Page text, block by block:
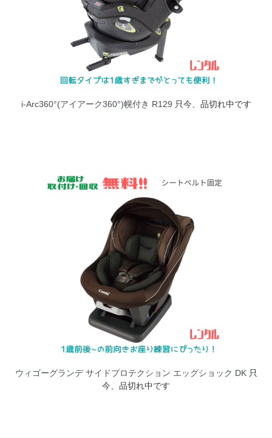
i-Arc360°(アイアーク360°)幌付き R129 只今、品切れ中です
ウィゴーグランデ サイドプロテクション エッグショック DK只
今、品切れ中です